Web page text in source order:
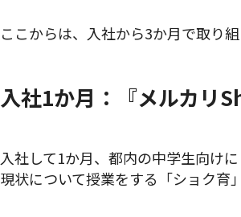
ここからは、入社から3か月で取り
入社1か月：『メルカリ
入社して1か月、都内の中学生向け
現状について授業をする「ショク育